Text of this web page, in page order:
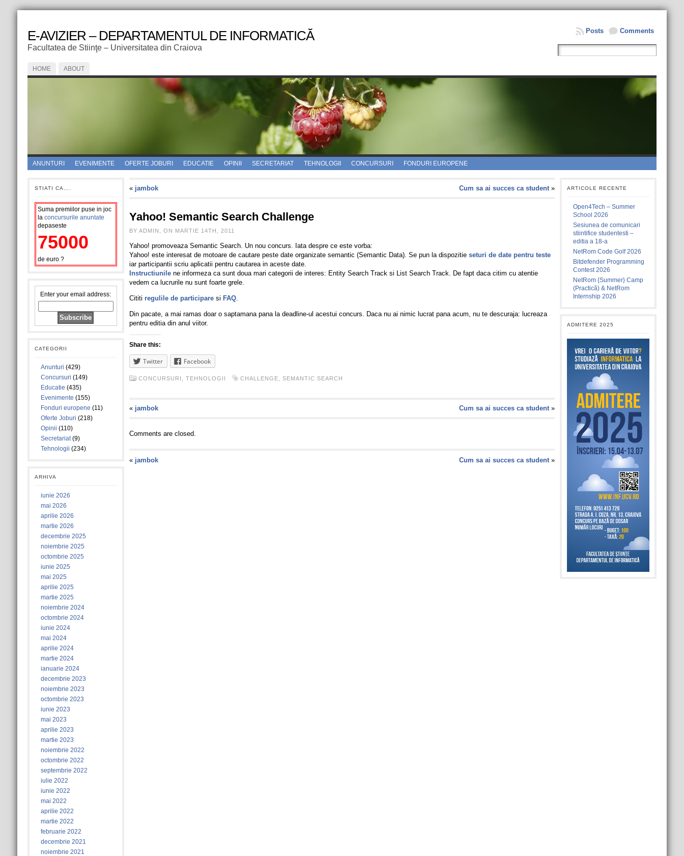
E-AVIZIER – DEPARTAMENTUL DE INFORMATICĂ
Facultatea de Stiinţe – Universitatea din Craiova
Comments
Posts
HOME ABOUT
ANUNTURI EVENIMENTE OFERTE JOBURI EDUCATIE OPINII SECRETARIAT TEHNOLOGII CONCURSURI FONDURI EUROPENE
STIATI CA….
Suma premiilor puse in joc
la concursurile anuntate
depaseste
75000
de euro ?
Enter your email address:
CATEGORII
Anunturi (429)
Concursuri (149)
Educatie (435)
Evenimente (155)
Fonduri europene (11)
Oferte Joburi (218)
Opinii (110)
Secretariat(9)
Tehnologii (234)
ARHIVA
iunie 2026
mai 2026
aprilie 2026
martie 2026
decembrie 2025
noiembrie 2025
octombrie 2025
iunie 2025
mai 2025
aprilie 2025
martie 2025
noiembrie 2024
octombrie 2024
iunie 2024
mai 2024
aprilie 2024
martie 2024
ianuarie 2024
decembrie 2023
noiembrie 2023
octombrie 2023
iunie 2023
mai 2023
aprilie 2023
martie 2023
noiembrie 2022
octombrie 2022
septembrie 2022
iulie 2022
iunie 2022
mai 2022
aprilie 2022
martie 2022
februarie 2022
decembrie 2021
noiembrie 2021
« jambok Cum sa ai succes ca student»
Yahoo! Semantic Search Challenge
BY ADMIN, ON MARTIE 14TH, 2011
Yahoo! promoveaza Semantic Search. Un nou concurs. Iata despre ce este vorba:
Yahoo! este interesat de motoare de cautare peste date organizate semantic (Semantic Data). Se pun la dispozitie seturi de date pentru teste
iar participantii scriu aplicatii pentru cautarea in aceste date.
Instructiunilene informeza ca sunt doua mari categorii de interes: Entity Search Track si List Search Track. De fapt daca citim cu atentie
vedem ca lucrurile nu sunt foarte grele.
Cititi regulile de participaresi FAQ.
Din pacate, a mai ramas doar o saptamana pana la deadline-ul acestui concurs. Daca nu ai nimic lucrat pana acum, nu te descuraja: lucreaza
pentru editia din anul viitor.
Share this:
Twitter Facebook
CONCURSURI TEHNOLOGII CHALLENGE SEMANTIC SEARCH
« jambok Cum sa ai succes ca student»
Comments are closed.
« jambok Cum sa ai succes ca student»
ARTICOLE RECENTE
Open4Tech – Summer
School 2026
Sesiunea de comunicari
stiintifice studentesti –
editia a 18-a
NetRom Code Golf 2026
Bitdefender Programming
Contest 2026
NetRom {Summer} Camp
(Practică) & NetRom
Internship 2026
ADMITERE 2025